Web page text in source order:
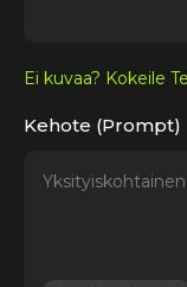
Ei kuvaa? Kokeile
Kehote (Prompt)